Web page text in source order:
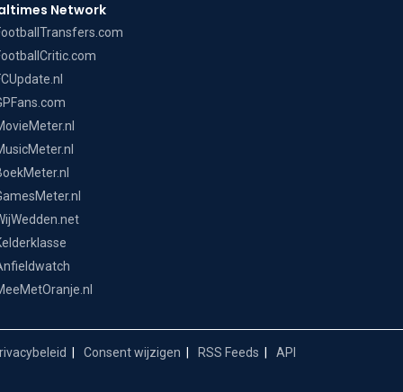
Network
Consent wijzigen RSS Feeds API